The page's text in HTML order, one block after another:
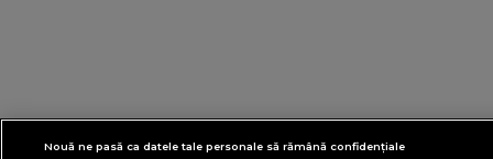
Nouă ne pasă ca datele tale personale să rămână confidențiale